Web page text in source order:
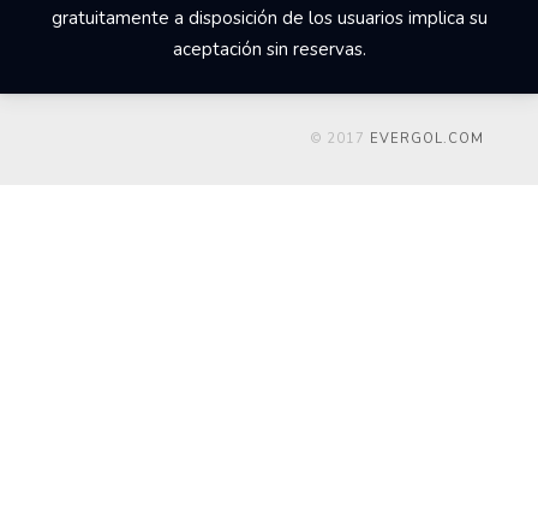
gratuitamente a disposición de los usuarios implica su
aceptación sin reservas.
© 2017 EVERGOL.COM